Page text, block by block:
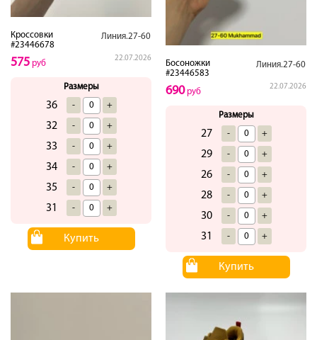
Кроссовки
#23446678
Линия.27-60
22.07.2026
575 руб
Размеры
36 - +
32 - +
33 - +
34 - +
35 - +
31 - +
Купить
Босоножки
#23446583
Линия.27-60
22.07.2026
690руб
Размеры
27 - +
29 - +
26 - +
28 - +
30 - +
31 - +
Купить